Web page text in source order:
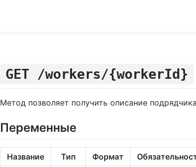
GET /workers/{workerId}
Метод позволяет получить описание
Переменные
Название Тип Формат